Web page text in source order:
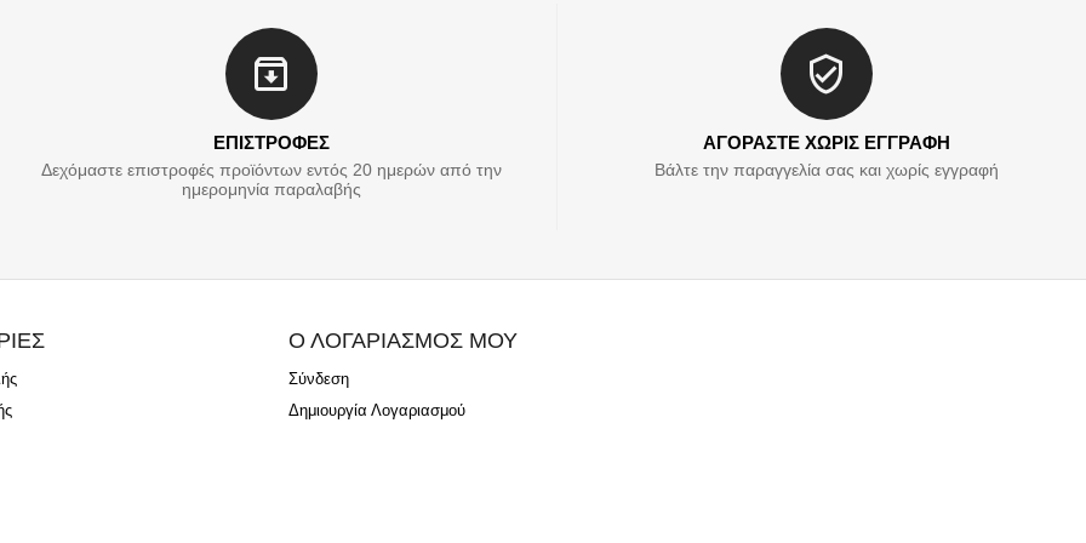
ΕΠΙΣΤΡΟΦΕΣ
Δεχόμαστε επιστροφές προϊόντων εντός 20 ημερών από την
ημερομηνία παραλαβής
ΑΓΟΡΑΣΤΕ ΧΩΡΙΣ ΕΓΓΡΑΦΗ
Βάλτε την παραγγελία σας και χωρίς εγγραφή
Ο ΛΟΓΑΡΙΑΣΜΟΣ ΜΟΥ
Σύνδεση
Δημιουργία Λογαριασμού